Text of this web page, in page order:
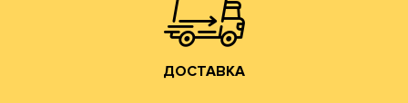
ДОСТАВКА
ДОСТАВКА